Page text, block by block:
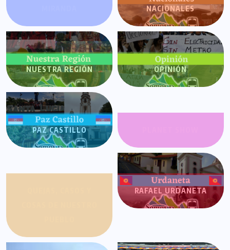
NACIONALES
NUESTRA REGIÓN OPINIÓN
PAZ CASTILLO
RAFAEL URDANETA